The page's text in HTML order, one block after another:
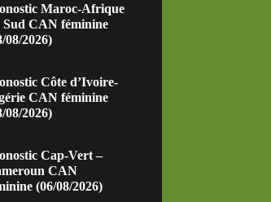
Maroc-Afrique
Sud CAN féminine
08/2026)
Côte d’Ivoire-
CAN féminine
08/2026)
Cap-Vert –
CAN
(06/08/2026)